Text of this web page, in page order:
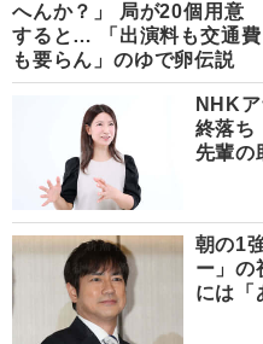
へんか？」 局が20個用意
すると… 「出演料も交通費
も要らん」のゆで卵伝説
NHK
終落ち
先輩の
朝の1
ー」
には「